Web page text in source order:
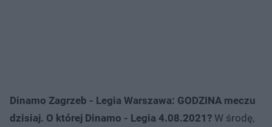
Dinamo Zagrzeb - Legia Warszawa: GODZINA meczu
dzisiaj. O której Dinamo - Legia 4.08.2021? W środę,